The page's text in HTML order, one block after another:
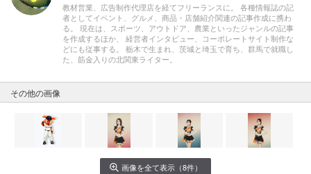
教材営業、広告制作代理店を経てフリーランスに。 各種情報誌の記
者としてイベント、グルメ、商品・店舗紹介関連の記事作成に携わ
る。 現在は、スポーツ、アウトドア、農業といったジャンルの記事
を作成するほか、 経営者インタビュー、コーポレートサイト制作な
どにも従事する。 栃木で生まれ、茨城と埼玉で育ち、群馬で就職し
た、筋金入りの北関東ライター。
その他の画像
画像を全て表示（8件）